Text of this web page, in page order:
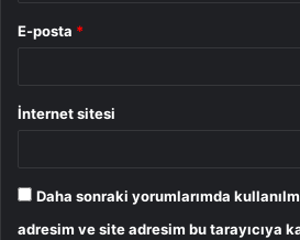
E-posta *
İnternet sitesi
Daha sonraki yorumlarımda
adresim ve site adresim bu tarayıcıya